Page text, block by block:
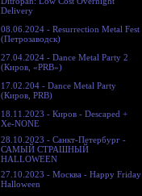
Delivery
08.06.2024 - Resurrection Metal Fest
(Петрозаводск)
27.04.2024 - Dance Metal Party 2
(Киров, «PRB»)
17.02.204 - Dance Metal Party
(Киров, PRB)
18.11.2023 - Киров - Descaped +
Xe-NONE
28.10.2023 - Санкт-Петербург -
САМЫЙ СТРАШНЫЙ
HALLOWEEN
27.10.2023 - Москва - Happy Friday
Halloween